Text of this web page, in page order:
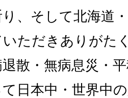
、そして北海道
いただきありがた
散・無病息災・
日本中・世界中